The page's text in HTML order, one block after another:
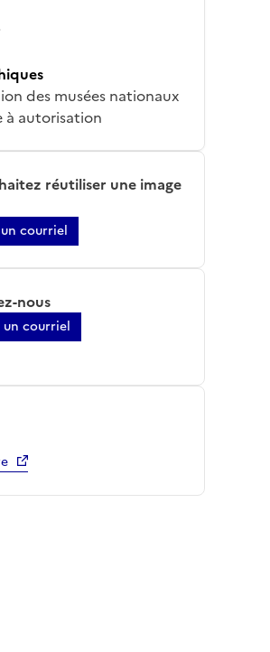
des musées nationaux
à autorisation
réutiliser une image
courriel
nous
un courriel